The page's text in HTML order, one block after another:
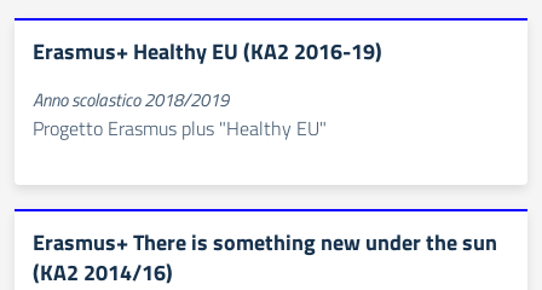
Erasmus+ Healthy EU (KA2 2016-19)
Anno scolastico 2018/2019
Progetto Erasmus plus "Healthy EU"
Erasmus+ There is something new under the sun
(KA2 2014/16)